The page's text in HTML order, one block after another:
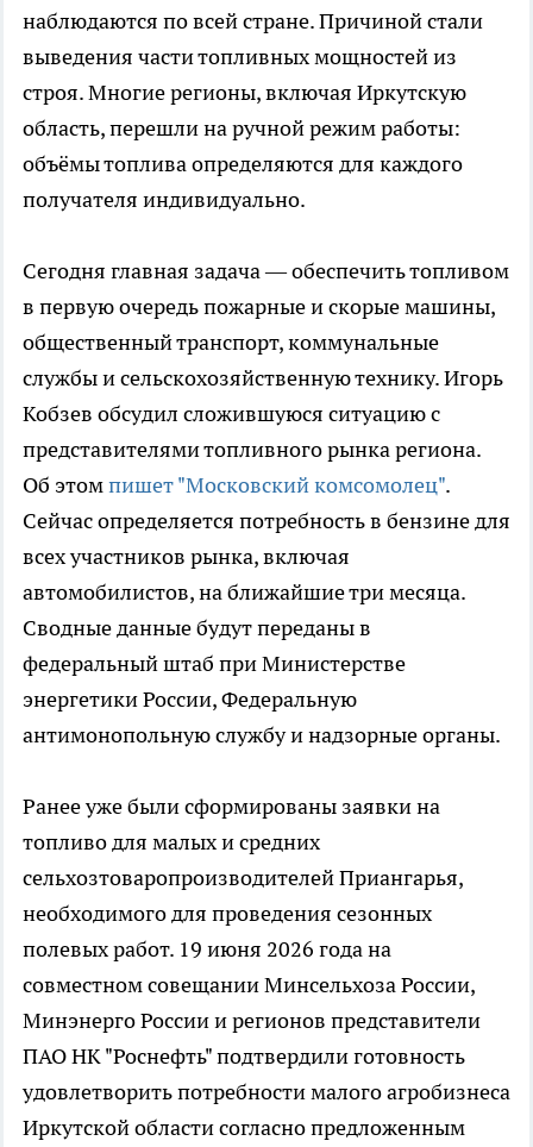
наблюдаются по всей стране. Причиной стали
выведения части топливных мощностей из
строя. Многие регионы, включая Иркутскую
область, перешли на ручной режим работы:
объёмы топлива определяются для каждого
получателя индивидуально.
Сегодня главная задача — обеспечить топливом
в первую очередь пожарные и скорые машины,
общественный транспорт, коммунальные
службы и сельскохозяйственную технику. Игорь
Кобзев обсудил сложившуюся ситуацию с
представителями топливного рынка региона.
Об этомпишет "Московский комсомолец".
Сейчас определяется потребность в бензине для
всех участников рынка, включая
автомобилистов, на ближайшие три месяца.
Сводные данные будут переданы в
федеральный штаб при Министерстве
энергетики России, Федеральную
антимонопольную службу и надзорные органы.
Ранее уже были сформированы заявки на
топливо для малых и средних
сельхозтоваропроизводителей Приангарья,
необходимого для проведения сезонных
полевых работ. 19 июня 2026 года на
совместном совещании Минсельхоза России,
Минэнерго России и регионов представители
ПАО НК "Роснефть" подтвердили готовность
удовлетворить потребности малого агробизнеса
Иркутской области согласно предложенным